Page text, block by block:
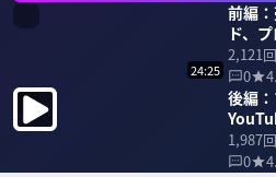
前編
ド、
れる
2,121
0
24:25
後編
1,987
0